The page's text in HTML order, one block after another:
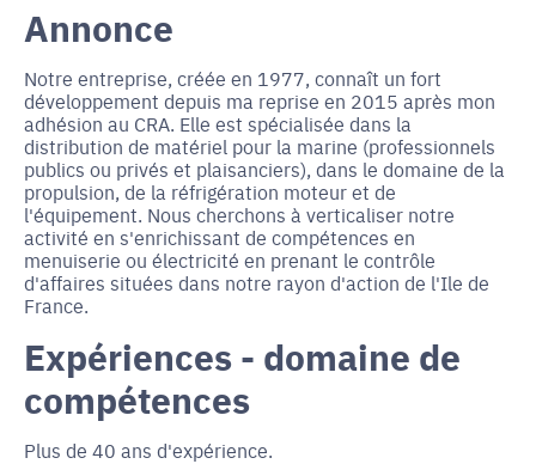
Annonce
Notre entreprise, créée en 1977, connaît un fort
développement depuis ma reprise en 2015 après mon
adhésion au CRA. Elle est spécialisée dans la
distribution de matériel pour la marine (professionnels
publics ou privés et plaisanciers), dans le domaine de la
propulsion, de la réfrigération moteur et de
l'équipement. Nous cherchons à verticaliser notre
activité en s'enrichissant de compétences en
menuiserie ou électricité en prenant le contrôle
d'affaires situées dans notre rayon d'action de l'Ile de
France.
Expériences - domaine de
compétences
Plus de 40 ans d'expérience.